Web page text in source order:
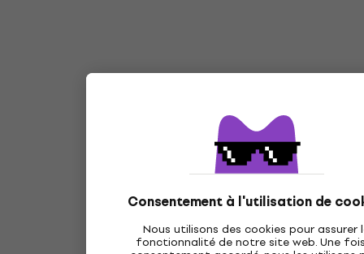
Consentement à l'utilisation de
Nous utilisons des cookies pour assurer
fonctionnalité de notre site web. Une